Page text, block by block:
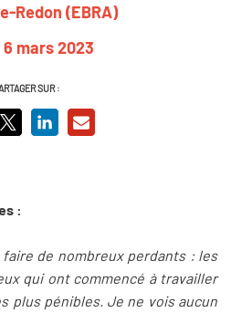
Redon (EBRA)
mars 2023
SUR :
:
de nombreux perdants : les
qui ont commencé à travailler
plus pénibles. Je ne vois aucun